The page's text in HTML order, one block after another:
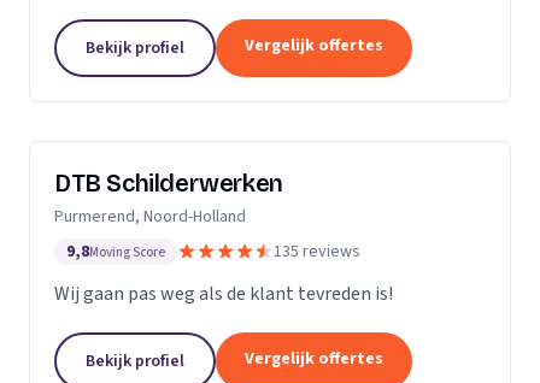
als nieuwbouwwoningen, en alles daar tussen in.
Bij...
Bekijk profiel Vergelijk offertes
DTB Schilderwerken
Purmerend, Noord-Holland
9,8Moving Score 135 reviews
Wij gaan pas weg als de klant tevreden is!
Bekijk profiel Vergelijk offertes